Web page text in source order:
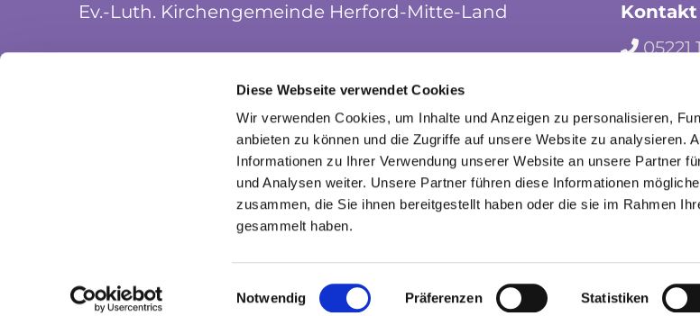
Diese Webseite verwendet Cookies
Wir verwenden Cookies, um Inhalte und Anzeigen zu personalisieren,
anbieten zu können und die Zugriffe auf unsere Website zu analysieren.
Informationen zu Ihrer Verwendung unserer Website an unsere Partner
und Analysen weiter. Unsere Partner führen diese Informationen
zusammen, die Sie ihnen bereitgestellt haben oder die sie im Rahmen
gesammelt haben.
Einwilligungsauswahl
Notwendig Präferenzen Statistiken
Ev.-Luth. Kirchengemeinde Herford-Mitte-Land
Münsterkirchplatz 5
 05221
hf-

ChurchDesk-Login